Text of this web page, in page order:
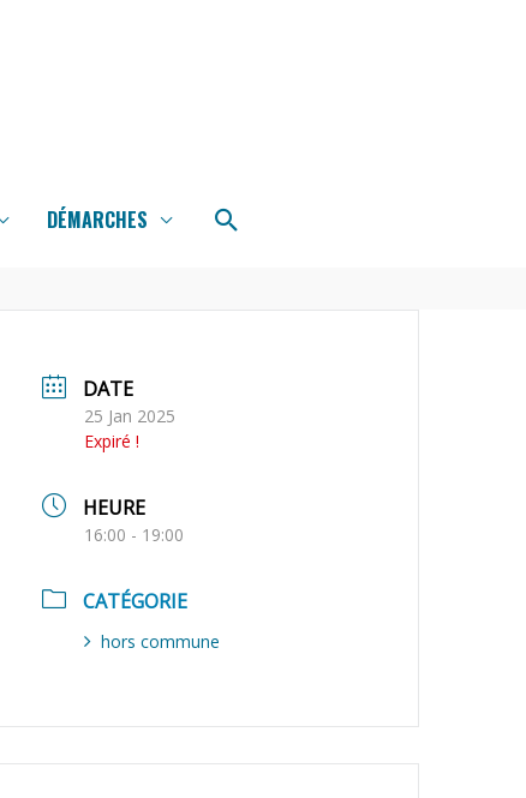
DÉMARCHES Rechercher
DATE
25 Jan 2025
Expiré !
HEURE
16:00 - 19:00
CATÉGORIE
hors commune